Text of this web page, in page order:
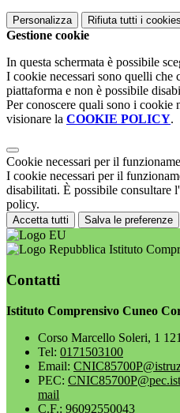
Personalizza Rifiuta tutti i cookies
Gestione cookie
In questa schermata è possibile
I cookie necessari sono quelli che
piattaforma e non è possibile
Per conoscere quali sono i cookie
visionare la COOKIE POLICY.
Cookie necessari per il
I cookie necessari per il
disabilitati. È possibile consultare
policy.
Accetta tutti Salva le preferenze
Istituto
Contatti
Istituto Comprensivo Cuneo
Corso Marcello Soleri, 1
Tel: 0171503100
Email:
PEC:
mail
C.F.: 96092550043